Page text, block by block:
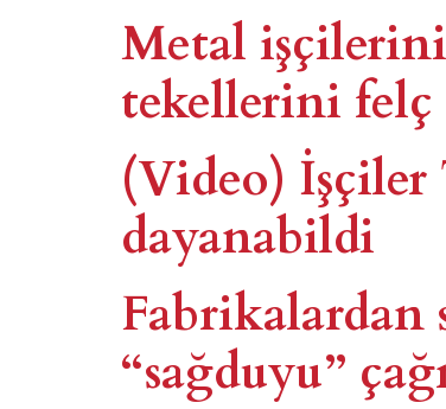
Metal
tekellerini
(Video) İşçiler
dayanabildi
Fabrikalardan
“sağduyu”